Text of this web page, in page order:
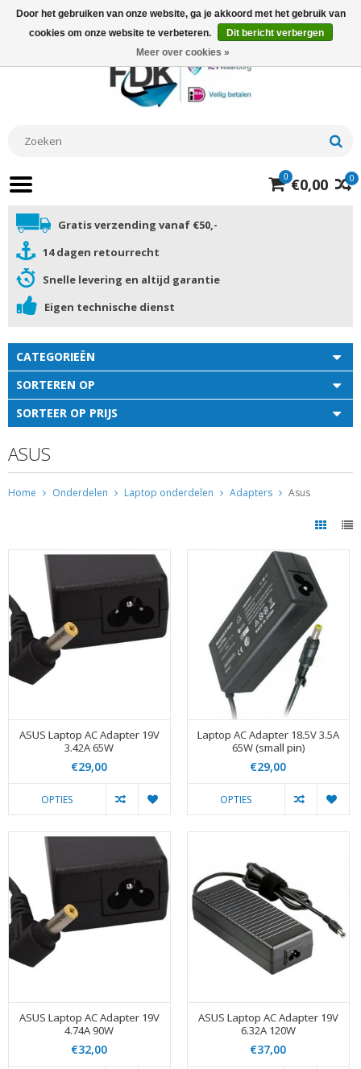
0
0 €0,00
Gratis verzending vanaf €50,-
14 dagen retourrecht
Snelle levering en altijd garantie
Eigen technische dienst
CATEGORIEËN
SORTEREN OP
SORTEER OP PRIJS
ASUS
Home Onderdelen Laptop onderdelen Adapters Asus
ASUS Laptop AC Adapter 19V
3.42A 65W
€29,00
OPTIES
Laptop AC Adapter 18.5V 3.5A
65W (small pin)
€29,00
OPTIES
ASUS Laptop AC Adapter 19V
4.74A 90W
€32,00
ASUS Laptop AC Adapter 19V
6.32A 120W
€37,00
Door het gebruiken van onze website, ga je akkoord met het gebruik van
cookies om onze website te verbeteren.
Dit bericht verbergen
Meer over cookies »